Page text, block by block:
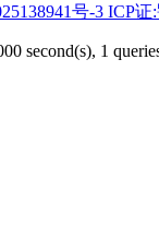
号-3 ICP
second(s), 1